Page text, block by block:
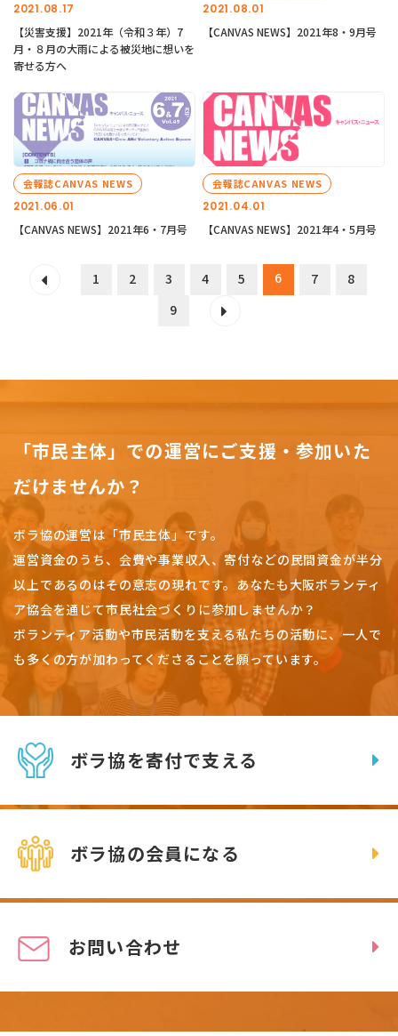
2021.08.17
【災害支援】2021年（令和３年）7
月・８月の大雨による被災地に想いを
寄せる方へ
2021.08.01
【CANVAS NEWS】2021年8・9月号
2021.06.01
会報誌CANVAS NEWS
【CANVAS NEWS】2021年6・7月号
2021.04.01
会報誌CANVAS NEWS
【CANVAS NEWS】2021年4・5月号
1 2 3 4 5 6 7
8
9
「市民主体」での運営にご支援・参加いた
だけませんか？
ボラ協の運営は「市民主体」です。
運営資金のうち、会費や事業収入、寄付などの民間資金が半分
以上であるのはその意志の現れです。 あなたも大阪ボランティ
ア協会を通じて市民社会づくりに参加しませんか？
ボランティア活動や市民活動を支える私たちの活動に、一人で
も多くの方が加わってくださることを願っています。
ボラ協を寄付で支える
ボラ協の会員になる
お問い合わせ